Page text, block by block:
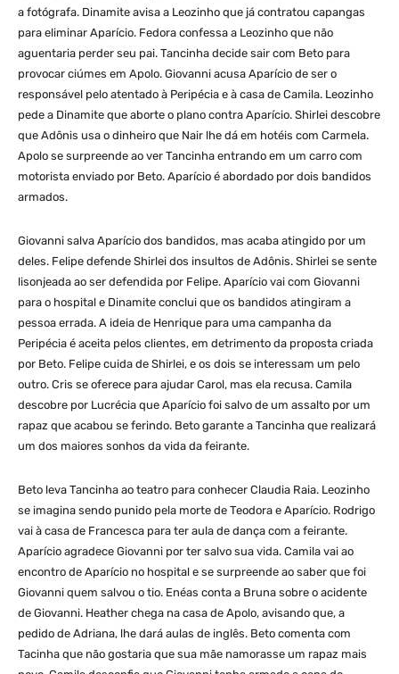
a fotógrafa. Dinamite avisa a Leozinho que já contratou capangas
para eliminar Aparício. Fedora confessa a Leozinho que não
aguentaria perder seu pai. Tancinha decide sair com Beto para
provocar ciúmes em Apolo. Giovanni acusa Aparício de ser o
responsável pelo atentado à Peripécia e à casa de Camila. Leozinho
pede a Dinamite que aborte o plano contra Aparício. Shirlei descobre
que Adônis usa o dinheiro que Nair lhe dá em hotéis com Carmela.
Apolo se surpreende ao ver Tancinha entrando em um carro com
motorista enviado por Beto. Aparício é abordado por dois bandidos
armados.
Giovanni salva Aparício dos bandidos, mas acaba atingido por um
deles. Felipe defende Shirlei dos insultos de Adônis. Shirlei se sente
lisonjeada ao ser defendida por Felipe. Aparício vai com Giovanni
para o hospital e Dinamite conclui que os bandidos atingiram a
pessoa errada. A ideia de Henrique para uma campanha da
Peripécia é aceita pelos clientes, em detrimento da proposta criada
por Beto. Felipe cuida de Shirlei, e os dois se interessam um pelo
outro. Cris se oferece para ajudar Carol, mas ela recusa. Camila
descobre por Lucrécia que Aparício foi salvo de um assalto por um
rapaz que acabou se ferindo. Beto garante a Tancinha que realizará
um dos maiores sonhos da vida da feirante.
Beto leva Tancinha ao teatro para conhecer Claudia Raia. Leozinho
se imagina sendo punido pela morte de Teodora e Aparício. Rodrigo
vai à casa de Francesca para ter aula de dança com a feirante.
Aparício agradece Giovanni por ter salvo sua vida. Camila vai ao
encontro de Aparício no hospital e se surpreende ao saber que foi
Giovanni quem salvou o tio. Enéas conta a Bruna sobre o acidente
de Giovanni. Heather chega na casa de Apolo, avisando que, a
pedido de Adriana, lhe dará aulas de inglês. Beto comenta com
Tacinha que não gostaria que sua mãe namorasse um rapaz mais